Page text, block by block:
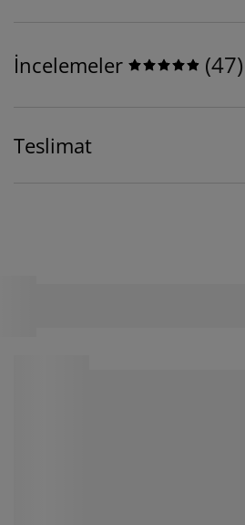
İncelemeler (47)
Teslimat